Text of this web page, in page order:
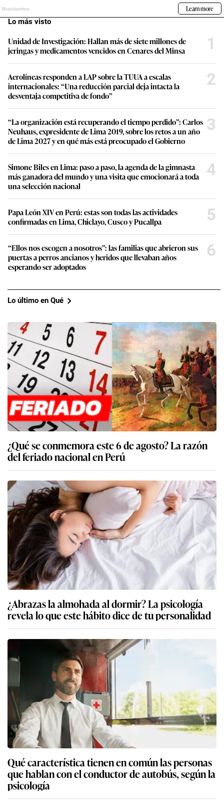
Lo más visto
Unidad de Investigación: Hallan más de siete millones de
jeringas y medicamentos vencidos en Cenares del Minsa
1
Aerolíneas responden a LAP sobre la TUUA a escalas
internacionales: “Una reducción parcial deja intacta la
desventaja competitiva de fondo”
2
“La organización está recuperando el tiempo perdido”: Carlos
Neuhaus, expresidente de Lima 2019, sobre los retos a un año
de Lima 2027 y en qué más está preocupado el Gobierno
3
Simone Biles en Lima: paso a paso, la agenda de la gimnasta
más ganadora del mundo y una visita que emocionará a toda
una selección nacional
4
Papa León XIV en Perú: estas son todas las actividades
confirmadas en Lima, Chiclayo, Cusco y Pucallpa
5
“Ellos nos escogen a nosotros”: las familias que abrieron sus
puertas a perros ancianos y heridos que llevaban años
esperando ser adoptados
6
Lo último en Qué
¿Qué se conmemora este 6 de agosto? La razón
del feriado nacional en Perú
¿Abrazas la almohada al dormir? La psicología
revela lo que este hábito dice de tu personalidad
Qué característica tienen en común las personas
que hablan con el conductor de autobús, según la
psicología